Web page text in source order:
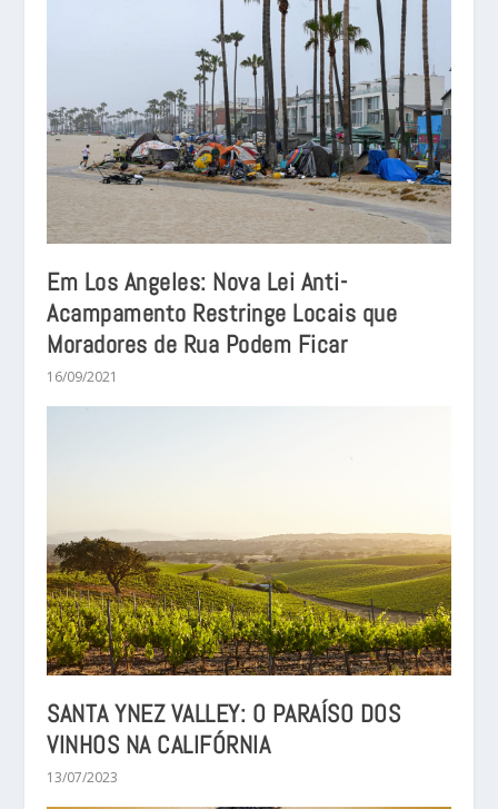
Em Los Angeles: Nova Lei Anti-
Acampamento Restringe Locais que
Moradores de Rua Podem Ficar
16/09/2021
SANTA YNEZ VALLEY: O PARAÍSO DOS
VINHOS NA CALIFÓRNIA
13/07/2023